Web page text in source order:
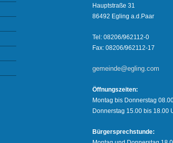
Hauptstraße 31
86492 Egling a.d.Paar
Tel: 08206/962112-0
Fax: 08206/962112-17
gemeinde@egling.com
Öffnungszeiten:
Montag bis Donnerstag
Donnerstag 15.00 bis 18.00
Bürgersprechstunde: